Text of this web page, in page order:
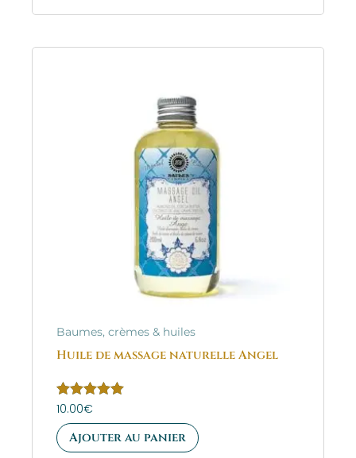
Baumes, crèmes & huiles
Huile de massage naturelle Angel
Note
sur 5
10.00€
Ajouter au panier